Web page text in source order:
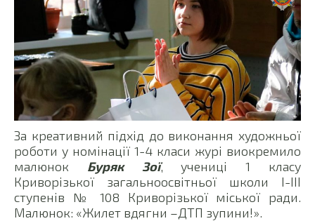
За креативний підхід до виконання художньої
роботи у номінації 1-4 класи журі виокремило
малюнок Буряк Зої, учениці 1 класу
Криворізької загальноосвітньої школи І-ІІІ
ступенів № 108 Криворізької міської ради.
Малюнок: «Жилет вдягни –ДТП зупини!».